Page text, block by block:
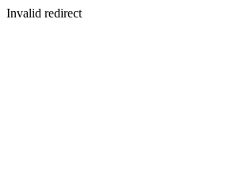
Invalid redirect